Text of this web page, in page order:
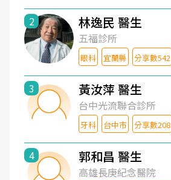
2 林逸民 醫生
五福診所
眼科 宜蘭縣 分享數542
3 黃汝萍 醫生
台中光流聯合診所
牙科 台中市 分享數208
4 郭和昌 醫生
高雄長庚紀念醫院